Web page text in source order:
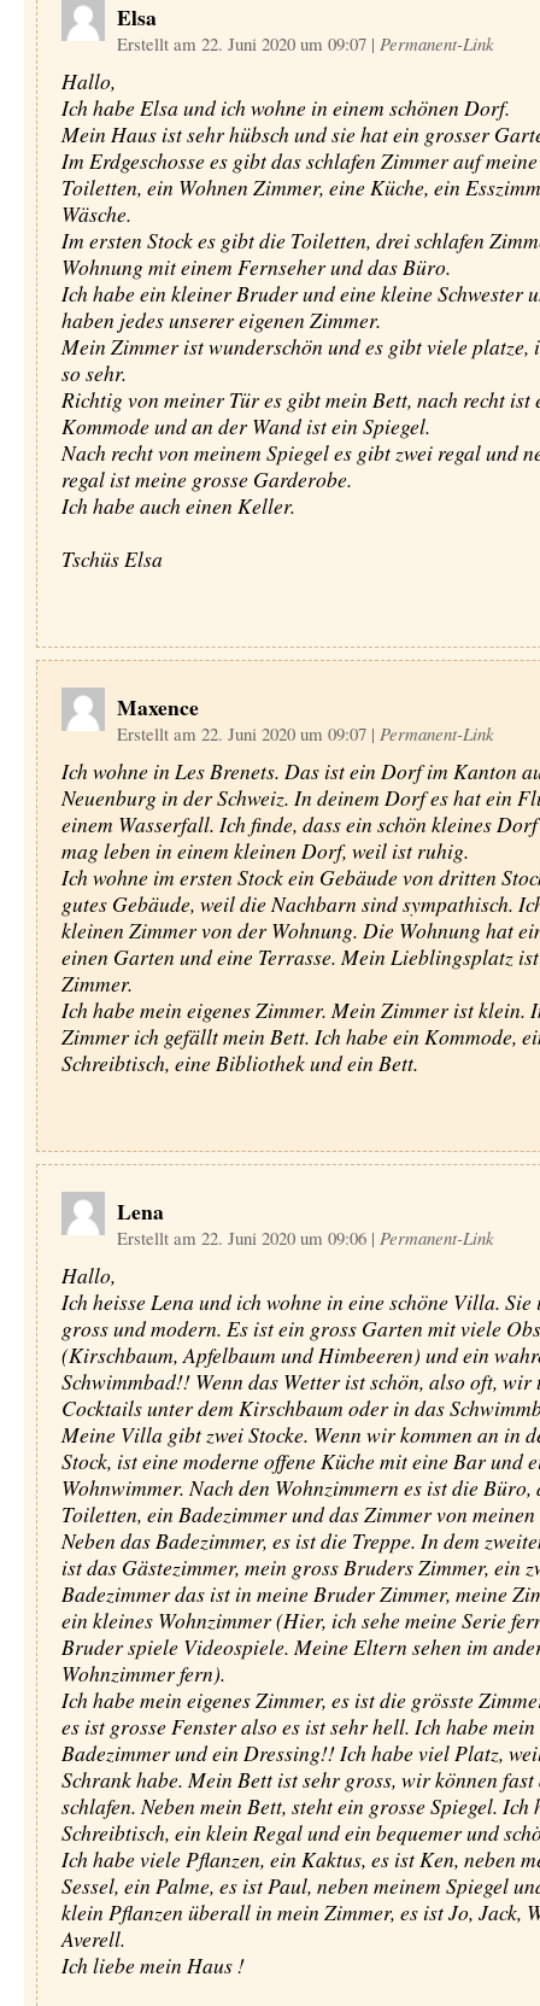
Elsa
Erstellt am 22. Juni 2020 um 09:07 | Permanent-Link
Hallo,
Ich habe Elsa und ich wohne in einem schönen Dorf.
Mein Haus ist sehr hübsch und sie hat ein grosser
Im Erdgeschosse es gibt das schlafen Zimmer auf
Toiletten, ein Wohnen Zimmer, eine Küche, ein
Wäsche.
Im ersten Stock es gibt die Toiletten, drei schlafen
Wohnung mit einem Fernseher und das Büro.
Ich habe ein kleiner Bruder und eine kleine Schwester
haben jedes unserer eigenen Zimmer.
Mein Zimmer ist wunderschön und es gibt viele platze,
so sehr.
Richtig von meiner Tür es gibt mein Bett, nach recht ist
Kommode und an der Wand ist ein Spiegel.
Nach recht von meinem Spiegel es gibt zwei regal und
regal ist meine grosse Garderobe.
Ich habe auch einen Keller.
Tschüs Elsa
Maxence
Erstellt am 22. Juni 2020 um 09:07 | Permanent-Link
Ich wohne in Les Brenets. Das ist ein Dorf im Kanton
Neuenburg in der Schweiz. In deinem Dorf es hat ein
einem Wasserfall. Ich finde, dass ein schön kleines
mag leben in einem kleinen Dorf, weil ist ruhig.
Ich wohne im ersten Stock ein Gebäude von dritten
gutes Gebäude, weil die Nachbarn sind sympathisch.
kleinen Zimmer von der Wohnung. Die Wohnung hat
einen Garten und eine Terrasse. Mein Lieblingsplatz
Zimmer.
Ich habe mein eigenes Zimmer. Mein Zimmer ist klein.
Zimmer ich gefällt mein Bett. Ich habe ein Kommode,
Schreibtisch, eine Bibliothek und ein Bett.
Lena
Erstellt am 22. Juni 2020 um 09:06 | Permanent-Link
Hallo,
Ich heisse Lena und ich wohne in eine schöne Villa. Sie
gross und modern. Es ist ein gross Garten mit viele
(Kirschbaum, Apfelbaum und Himbeeren) und ein
Schwimmbad!! Wenn das Wetter ist schön, also oft, wir
Cocktails unter dem Kirschbaum oder in das
Meine Villa gibt zwei Stocke. Wenn wir kommen an in
Stock, ist eine moderne offene Küche mit eine Bar und
Wohnwimmer. Nach den Wohnzimmern es ist die Büro,
Toiletten, ein Badezimmer und das Zimmer von
Neben das Badezimmer, es ist die Treppe. In dem
ist das Gästezimmer, mein gross Bruders Zimmer, ein
Badezimmer das ist in meine Bruder Zimmer, meine
ein kleines Wohnzimmer (Hier, ich sehe meine Serie
Bruder spiele Videospiele. Meine Eltern sehen im
Wohnzimmer fern).
Ich habe mein eigenes Zimmer, es ist die grösste
es ist grosse Fenster also es ist sehr hell. Ich habe mein
Badezimmer und ein Dressing!! Ich habe viel Platz,
Schrank habe. Mein Bett ist sehr gross, wir können fast
schlafen. Neben mein Bett, steht ein grosse Spiegel. Ich
Schreibtisch, ein klein Regal und ein bequemer und
Ich habe viele Pflanzen, ein Kaktus, es ist Ken, neben
Sessel, ein Palme, es ist Paul, neben meinem Spiegel
klein Pflanzen überall in mein Zimmer, es ist Jo, Jack,
Averell.
Ich liebe mein Haus !